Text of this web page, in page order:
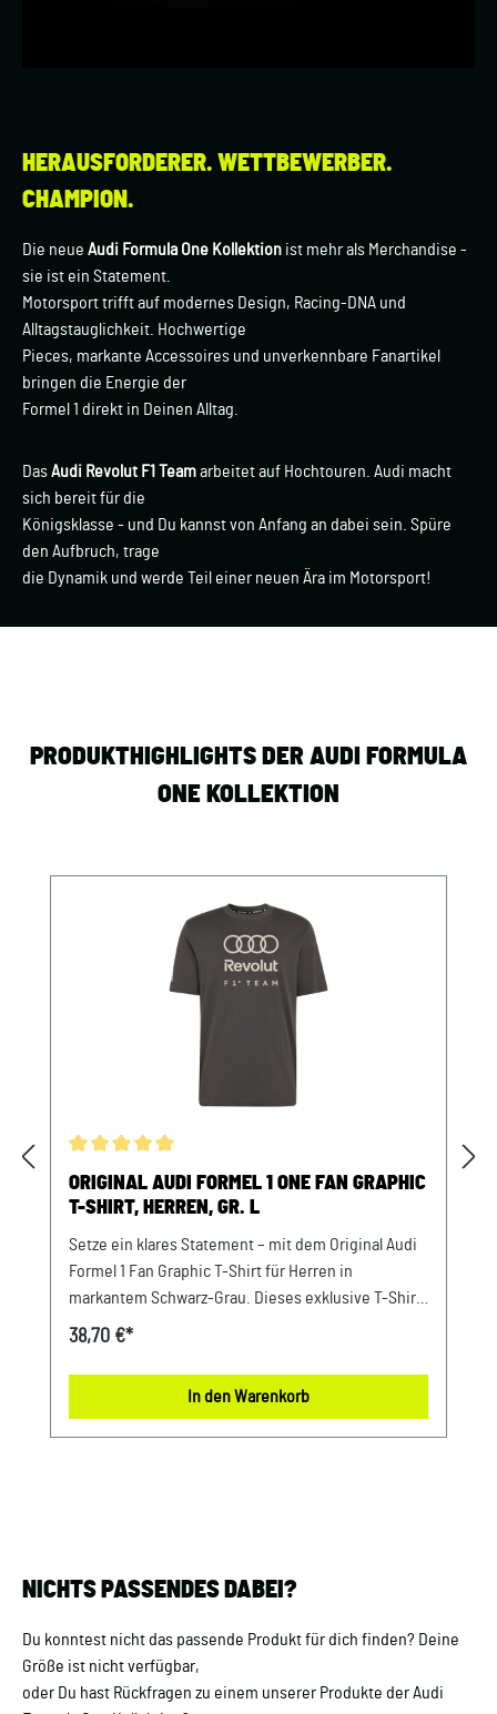
HERAUSFORDERER. WETTBEWERBER.
CHAMPION.
Die neue Audi Formula One Kollektion ist mehr als Merchandise -
sie ist ein Statement.
Motorsport trifft auf modernes Design, Racing-DNA und
Alltagstauglichkeit. Hochwertige
Pieces, markante Accessoires und unverkennbare Fanartikel
bringen die Energie der
Formel 1 direkt in Deinen Alltag.
DasAudi Revolut F1 Teamarbeitet auf Hochtouren. Audi macht
sich bereit für die
Königsklasse - und Du kannst von Anfang an dabei sein. Spüre
den Aufbruch, trage
die Dynamik und werde Teil einer neuen Ära im Motorsport!
PRODUKTHIGHLIGHTS DER AUDI FORMULA
ONE KOLLEKTION
Durchschnittliche Bewertung von 5 von 5 Sternen
ORIGINAL AUDI FORMEL 1 ONE FAN GRAPHIC
T-SHIRT, HERREN, GR. L
Setze ein klares Statement – mit dem Original Audi
Formel 1 Fan Graphic T-Shirt für Herren in
markantem Schwarz-Grau. Dieses exklusive T-Shirt
aus der Audi F1 Kollektion bringt die Energie der
sportliche Dynamik mit authentischer Motorsport-
DNA. Inspiriert vom kompromisslosen Anspruch von
Bewegungsfreiheit. Das große Audi F1® Team-Logo
und unterstreicht Deine Leidenschaft für die Welt
der Formel 1. Abgerundet wird das Design durch das
adidas Performance-Logo am Ärmel sowie das
38,70 €*
In den Warenkorb
NICHTS PASSENDES DABEI?
Du konntest nicht das passende Produkt für dich finden? Deine
Größe ist nicht verfügbar,
oder Du hast Rückfragen zu einem unserer Produkte der Audi